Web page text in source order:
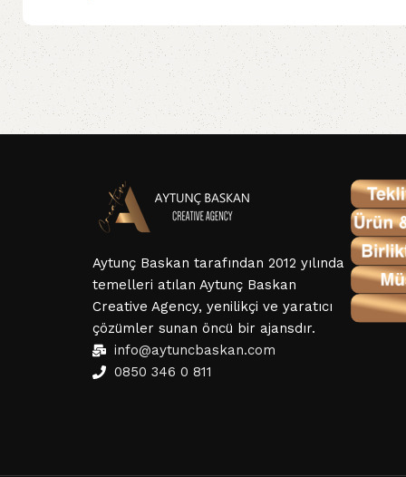
Aytunç Baskan tarafından 2012 yılında
temelleri atılan Aytunç Baskan
Creative Agency, yenilikçi ve yaratıcı
çözümler sunan öncü bir ajansdır.
info@aytuncbaskan.com
0850 346 0 811